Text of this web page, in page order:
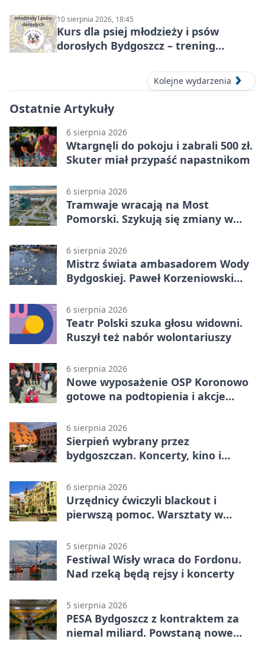
10 sierpnia 2026, 18:45
Kurs dla psiej młodzieży i psów
dorosłych Bydgoszcz – trening
Kolejne wydarzenia
Ostatnie Artykuły
6 sierpnia 2026
Wtargnęli do pokoju i zabrali 500 zł.
Skuter miał przypaść napastnikom
6 sierpnia 2026
Tramwaje wracają na Most
Pomorski. Szykują się zmiany w
6 sierpnia 2026
Mistrz świata ambasadorem Wody
Bydgoskiej. Paweł Korzeniowski
6 sierpnia 2026
Teatr Polski szuka głosu widowni.
Ruszył też nabór wolontariuszy
6 sierpnia 2026
Nowe wyposażenie OSP Koronowo
gotowe na podtopienia i akcje
6 sierpnia 2026
Sierpień wybrany przez
bydgoszczan. Koncerty, kino i
6 sierpnia 2026
Urzędnicy ćwiczyli blackout i
pierwszą pomoc. Warsztaty w
5 sierpnia 2026
Festiwal Wisły wraca do Fordonu.
Nad rzeką będą rejsy i koncerty
5 sierpnia 2026
PESA Bydgoszcz z kontraktem za
niemal miliard. Powstaną nowe